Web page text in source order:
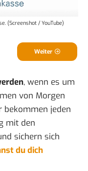
(Screenshot / YouTube)
Weiter
, wenn es um
von Morgen
bekommen jeden
mit den
sichern sich
du dich